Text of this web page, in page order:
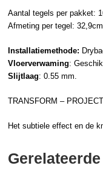
Aantal tegels per pakket:
Afmeting per tegel:
Installatiemethode:
Vloerverwaming:
Slijtlaag: 0.55 mm.
TRANSFORM –
Het subtiele effect en de